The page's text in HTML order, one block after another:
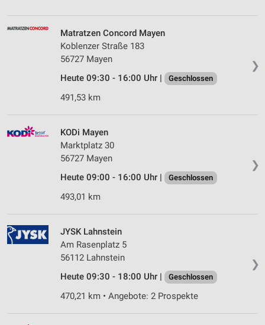
❯
Matratzen Concord Mayen
Koblenzer Straße 183
56727 Mayen
Heute 09:30 - 16:00 Uhr |
Geschlossen
491,53 km
❯
KODi Mayen
Marktplatz 30
56727 Mayen
Heute 09:00 - 16:00 Uhr |
Geschlossen
493,01 km
❯
JYSK Lahnstein
Am Rasenplatz 5
56112 Lahnstein
Heute 09:30 - 18:00 Uhr |
Geschlossen
470,21 km • Angebote: 2 Prospekte